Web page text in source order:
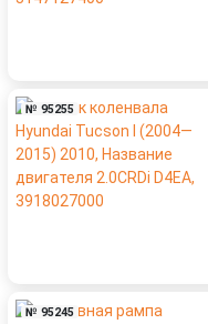
№ 95255
№ 95245